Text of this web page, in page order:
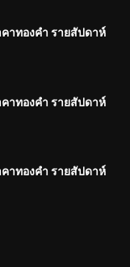
าทองคำ รายสัปดาห์
าทองคำ รายสัปดาห์
าทองคำ รายสัปดาห์